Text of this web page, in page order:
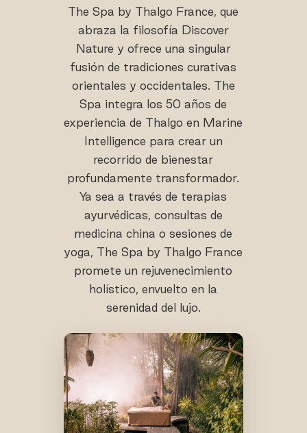
The Spa by Thalgo France, que
abraza la filosofía Discover
Nature y ofrece una singular
fusión de tradiciones curativas
orientales y occidentales. The
Spa integra los 50 años de
experiencia de Thalgo en Marine
Intelligence para crear un
recorrido de bienestar
profundamente transformador.
Ya sea a través de terapias
ayurvédicas, consultas de
medicina china o sesiones de
yoga, The Spa by Thalgo France
promete un rejuvenecimiento
holístico, envuelto en la
serenidad del lujo.